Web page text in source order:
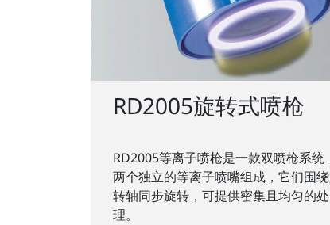
RD2005旋转式喷枪
RD2005等离子喷枪是一款双喷枪系统
两个独立的等离子喷嘴组成，它们围
转轴同步旋转，可提供密集且均匀的处
理。